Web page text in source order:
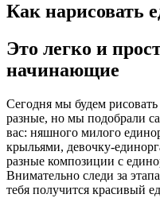
Как нарисовать
Это легко и
начинающие
Сегодня мы будем
разные, но мы подобрали
вас: няшного милого
крыльями, девочку-
разные композиции с
Внимательно следи за
тебя получится красивый